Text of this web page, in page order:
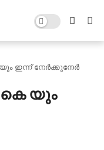
ഇന്ന് നേർക്കുനേർ
യും